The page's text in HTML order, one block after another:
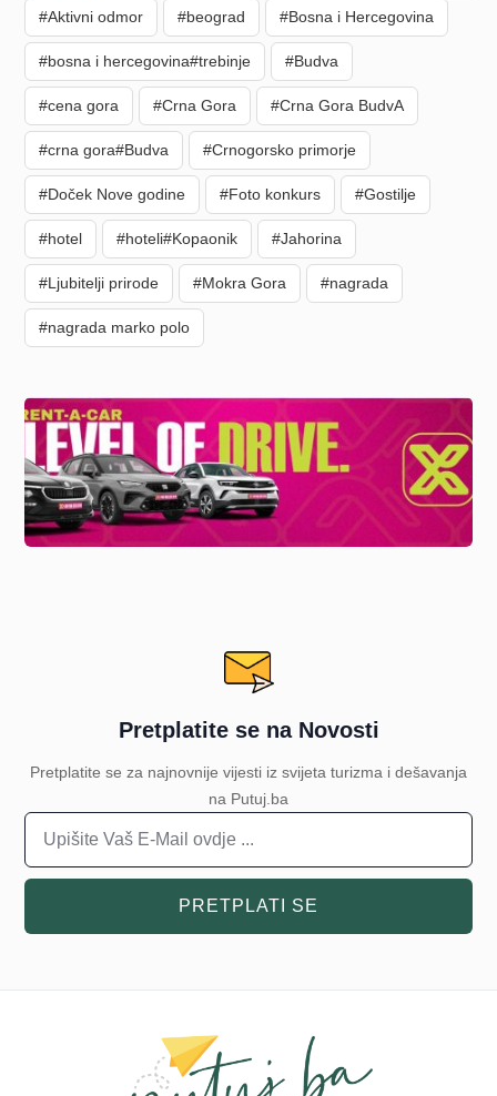
#Aktivni odmor #beograd #Bosna i Hercegovina
#bosna i hercegovina#trebinje #Budva
#cena gora #Crna Gora #Crna Gora BudvA
#crna gora#Budva #Crnogorsko primorje
#Doček Nove godine #Foto konkurs #Gostilje
#hotel #hoteli#Kopaonik #Jahorina
#Ljubitelji prirode #Mokra Gora #nagrada
#nagrada marko polo
Pretplatite se na Novosti
Pretplatite se za najnovnije vijesti iz svijeta turizma i dešavanja
na Putuj.ba
PRETPLATI SE